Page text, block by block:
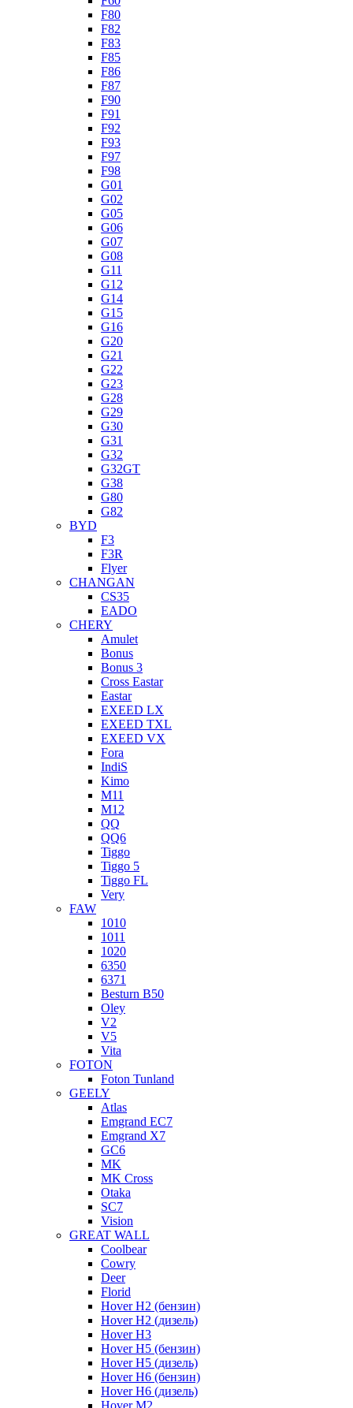
F80
F82
F83
F85
F86
F87
F90
F91
F92
F93
F97
F98
G01
G02
G05
G06
G07
G08
G11
G12
G14
G15
G16
G20
G21
G22
G23
G28
G29
G30
G31
G32
G32GT
G38
G80
G82
BYD
F3
F3R
Flyer
CHANGAN
CS35
EADO
CHERY
Amulet
Bonus
Bonus 3
Cross Eastar
Eastar
EXEED LX
EXEED TXL
EXEED VX
Fora
IndiS
Kimo
M11
M12
QQ
QQ6
Tiggo
Tiggo 5
Tiggo FL
Very
FAW
1010
1011
1020
6350
6371
Besturn B50
Oley
V2
V5
Vita
FOTON
Foton Tunland
GEELY
Atlas
Emgrand EC7
Emgrand X7
GC6
MK
MK Cross
Otaka
SC7
Vision
GREAT WALL
Coolbear
Cowry
Deer
Florid
Hover H2 (бензин)
Hover H2 (дизель)
Hover H3
Hover H5 (бензин)
Hover H5 (дизель)
Hover H6 (бензин)
Hover H6 (дизель)